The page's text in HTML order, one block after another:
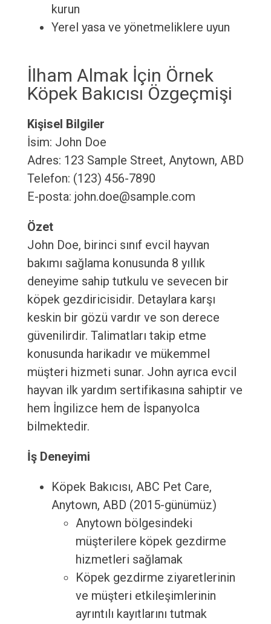
kurun
Yerel yasa ve yönetmeliklere uyun
İlham Almak İçin Örnek
Köpek Bakıcısı Özgeçmişi
Kişisel Bilgiler
İsim: John Doe
Adres: 123 Sample Street, Anytown, ABD
Telefon: (123) 456-7890
E-posta: john.doe@sample.com
Özet
John Doe, birinci sınıf evcil hayvan
bakımı sağlama konusunda 8 yıllık
deneyime sahip tutkulu ve sevecen bir
köpek gezdiricisidir. Detaylara karşı
keskin bir gözü vardır ve son derece
güvenilirdir. Talimatları takip etme
konusunda harikadır ve mükemmel
müşteri hizmeti sunar. John ayrıca evcil
hayvan ilk yardım sertifikasına sahiptir ve
hem İngilizce hem de İspanyolca
bilmektedir.
İş Deneyimi
Köpek Bakıcısı, ABC Pet Care,
Anytown, ABD (2015-günümüz)
Anytown bölgesindeki
müşterilere köpek gezdirme
hizmetleri sağlamak
Köpek gezdirme ziyaretlerinin
ve müşteri etkileşimlerinin
ayrıntılı kayıtlarını tutmak